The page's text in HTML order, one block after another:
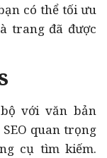
có thể tối ưu
trang đã được
với văn bản
quan trọng
cụ tìm kiếm.